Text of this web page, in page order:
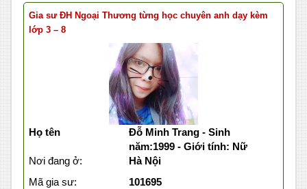
Gia sư ĐH Ngoại Thương từng học chuyên anh dạy kèm
lớp 3 – 8
Họ tên
Đỗ Minh Trang - Sinh
năm:1999 - Giới tính: Nữ
Nơi đang ở:
Hà Nội
Mã gia sư:
101695